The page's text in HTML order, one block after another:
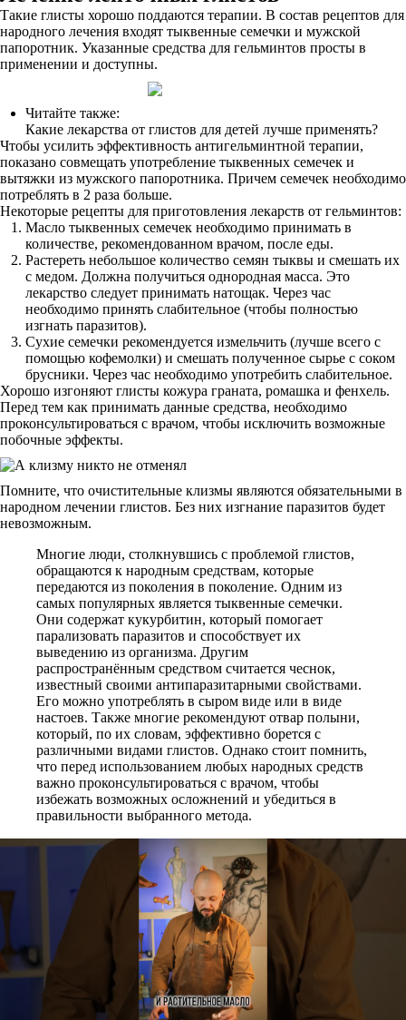
Такие глисты хорошо поддаются терапии. В состав рецептов для
народного лечения входят тыквенные семечки и мужской
папоротник. Указанные средства для гельминтов просты в
применении и доступны.
Читайте также:
Какие лекарства от глистов для детей лучше применять?
Чтобы усилить эффективность антигельминтной терапии,
показано совмещать употребление тыквенных семечек и
вытяжки из мужского папоротника. Причем семечек необходимо
потреблять в 2 раза больше.
Некоторые рецепты для приготовления лекарств от гельминтов:
Масло тыквенных семечек необходимо принимать в
количестве, рекомендованном врачом, после еды.
Растереть небольшое количество семян тыквы и смешать их
с медом. Должна получиться однородная масса. Это
лекарство следует принимать натощак. Через час
необходимо принять слабительное (чтобы полностью
изгнать паразитов).
Сухие семечки рекомендуется измельчить (лучше всего с
помощью кофемолки) и смешать полученное сырье с соком
брусники. Через час необходимо употребить слабительное.
Хорошо изгоняют глисты кожура граната, ромашка и фенхель.
Перед тем как принимать данные средства, необходимо
проконсультироваться с врачом, чтобы исключить возможные
побочные эффекты.
Помните, что очистительные клизмы являются обязательными в
народном лечении глистов. Без них изгнание паразитов будет
невозможным.
Многие люди, столкнувшись с проблемой глистов,
обращаются к народным средствам, которые
передаются из поколения в поколение. Одним из
самых популярных является тыквенные семечки.
Они содержат кукурбитин, который помогает
парализовать паразитов и способствует их
выведению из организма. Другим
распространённым средством считается чеснок,
известный своими антипаразитарными свойствами.
Его можно употреблять в сыром виде или в виде
настоев. Также многие рекомендуют отвар полыни,
который, по их словам, эффективно борется с
различными видами глистов. Однако стоит помнить,
что перед использованием любых народных средств
важно проконсультироваться с врачом, чтобы
избежать возможных осложнений и убедиться в
правильности выбранного метода.